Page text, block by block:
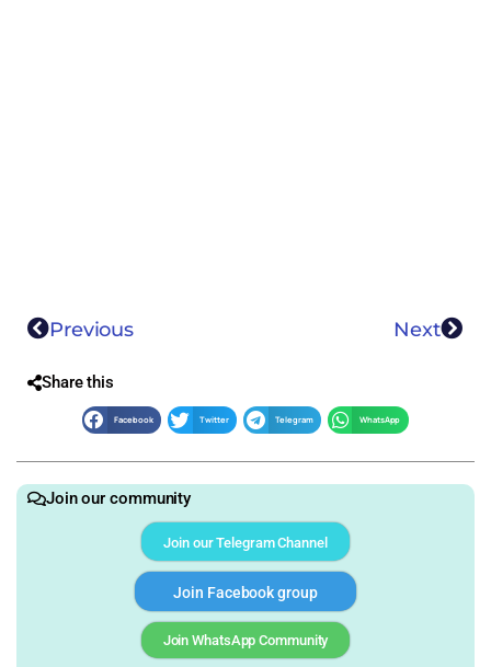
Previous Next
Share this
Facebook Twitter Telegram WhatsApp
Join our community
Join our Telegram Channel
Join Facebook group
Join WhatsApp Community